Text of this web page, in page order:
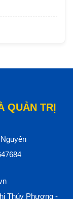
QUẢN TRỊ
Thúy Phương -